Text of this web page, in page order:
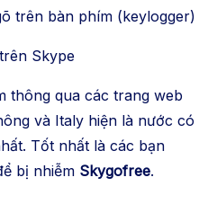
trên bàn phím (keylogger)
Skype
thông qua các trang web
và Italy hiện là nước có
Tốt nhất là các bạn
bị nhiễm Skygofree.